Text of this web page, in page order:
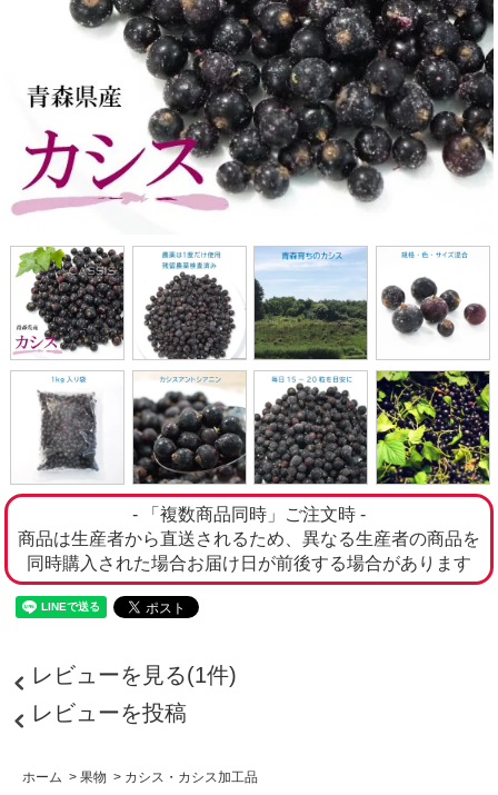
- 「複数商品同時」ご注文時 -
商品は生産者から直送されるため、異なる生産者の商品を
同時購入された場合お届け日が前後する場合があります
レビューを見る(1件)
レビューを投稿
ホーム > 果物 > カシス・カシス加工品